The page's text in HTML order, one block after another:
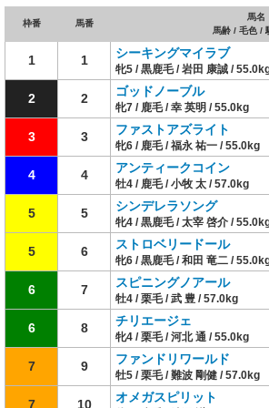
枠番 馬番
馬名
馬齢 / 毛色 /
1 1 シーキングマイラブ
牝5 / 黒鹿毛 / 岩田 康誠 /
2 2 ゴッドノーブル
牝7 / 鹿毛 / 幸 英明 / 55.0kg
3 3 ファストアズライト
牝6 / 鹿毛 / 福永 祐一 / 55.0kg
4 4 アンティークコイン
牡4 / 鹿毛 / 小牧 太 / 57.0kg
5 5 シンデレラソング
牝4 / 黒鹿毛 / 太宰 啓介 /
5 6 ストロベリードール
牝6 / 黒鹿毛 / 和田 竜二 /
6 7 スピニングノアール
牡4 / 栗毛 / 武 豊 / 57.0kg
6 8 チリエージェ
牝4 / 栗毛 / 河北 通 / 55.0kg
7 9 ファンドリワールド
牡5 / 栗毛 / 難波 剛健 / 57.0kg
7 10 オメガスピリット